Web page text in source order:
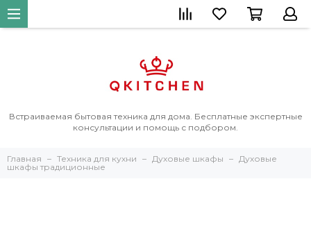
Встраиваемая бытовая техника для дома. Бесплатные экспертные
консультации и помощь с подбором.
Главная Техника для кухни Духовые шкафы
Духовые
шкафы традиционные